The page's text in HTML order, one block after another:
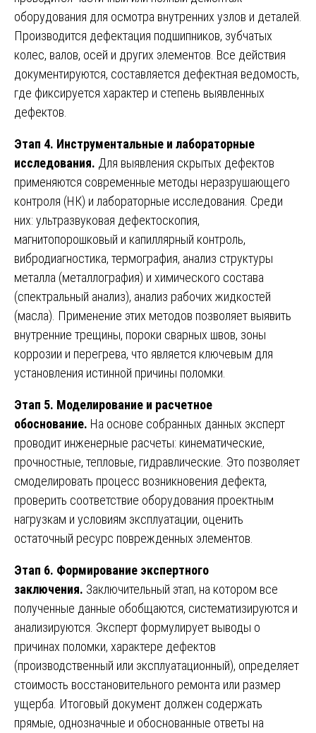
оборудования для осмотра внутренних узлов и деталей.
Производится дефектация подшипников, зубчатых
колес, валов, осей и других элементов. Все действия
документируются, составляется дефектная ведомость,
где фиксируется характер и степень выявленных
дефектов.
Этап 4. Инструментальные и лабораторные
исследования. Для выявления скрытых дефектов
применяются современные методы неразрушающего
контроля (НК) и лабораторные исследования. Среди
них: ультразвуковая дефектоскопия,
магнитопорошковый и капиллярный контроль,
вибродиагностика, термография, анализ структуры
металла (металлография) и химического состава
(спектральный анализ), анализ рабочих жидкостей
(масла). Применение этих методов позволяет выявить
внутренние трещины, пороки сварных швов, зоны
коррозии и перегрева, что является ключевым для
установления истинной причины поломки.
Этап 5. Моделирование и расчетное
обоснование. На основе собранных данных эксперт
проводит инженерные расчеты: кинематические,
прочностные, тепловые, гидравлические. Это позволяет
смоделировать процесс возникновения дефекта,
проверить соответствие оборудования проектным
нагрузкам и условиям эксплуатации, оценить
остаточный ресурс поврежденных элементов.
Этап 6. Формирование экспертного
заключения. Заключительный этап, на котором все
полученные данные обобщаются, систематизируются и
анализируются. Эксперт формулирует выводы о
причинах поломки, характере дефектов
(производственный или эксплуатационный), определяет
стоимость восстановительного ремонта или размер
ущерба. Итоговый документ должен содержать
прямые, однозначные и обоснованные ответы на